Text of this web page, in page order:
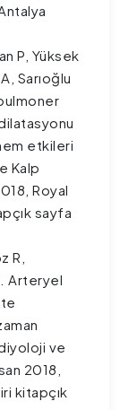
P, Yüksek
Sarıoğlu
etkileri
Kalp
Royal
sayfa
R,
Arteryel
ve
2018,
kitapçık